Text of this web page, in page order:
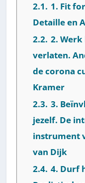
2.1. 1. Fit
Detaille en
2.2. 2.
verlaten.
de corona
Kramer
2.3. 3.
jezelf. De
instrument
van Dijk
2.4. 4. Durf